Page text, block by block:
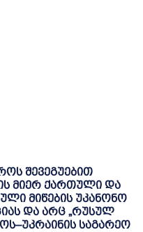
შევეგუებით
მიერ ქართული და
მიწების უკანონო
და არც „რუსულ
საგარეო